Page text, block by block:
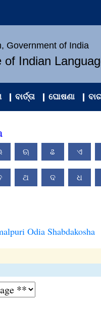
Government of India
of Indian
ବାର୍ତ୍ତା ଘୋଷଣା
ଋ ଌ ଏ
ଥ ଦ ଧ
Odia Shabdakosha